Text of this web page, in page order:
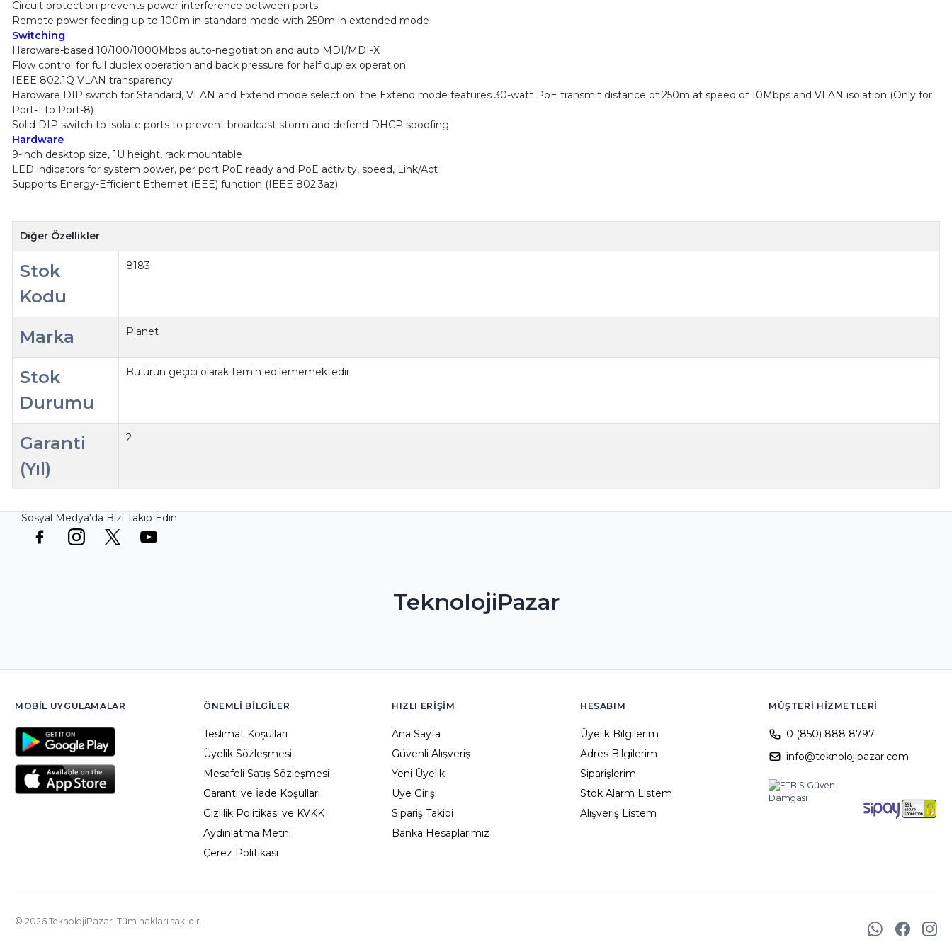
Circuit protection prevents power interference between ports
Remote power feeding up to 100m in standard mode with 250m in extended mode
Switching
Hardware-based 10/100/1000Mbps auto-negotiation and auto MDI/MDI-X
Flow control for full duplex operation and back pressure for half duplex operation
IEEE 802.1Q VLAN transparency
Hardware DIP switch for Standard, VLAN and Extend mode selection; the Extend mode features 30-watt PoE transmit distance of 250m at speed of 10Mbps and VLAN isolation (Only for
Port-1 to Port-8)
Solid DIP switch to isolate ports to prevent broadcast storm and defend DHCP spoofing
Hardware
9-inch desktop size, 1U height, rack mountable
LED indicators for system power, per port PoE ready and PoE activity, speed, Link/Act
Supports Energy-Efficient Ethernet (EEE) function (IEEE 802.3az)
Diğer Özellikler
Stok
Kodu
8183
Marka Planet
Stok
Durumu
Bu ürün geçici olarak temin edilememektedir.
Garanti
(Yıl)
2
Sosyal Medya'da Bizi Takip Edin
TeknolojiPazar
MOBIL UYGULAMALAR ÖNEMLI BILGILER
Teslimat Koşulları
Üyelik Sözleşmesi
Mesafeli Satış Sözleşmesi
Garanti ve İade Koşulları
Gizlilik Politikası ve KVKK
Aydınlatma Metni
Çerez Politikası
HIZLI ERIŞIM
Ana Sayfa
Güvenli Alışveriş
Yeni Üyelik
Üye Girişi
Sipariş Takibi
Banka Hesaplarımız
HESABIM
Üyelik Bilgilerim
Adres Bilgilerim
Siparişlerim
Stok Alarm Listem
Alışveriş Listem
MÜŞTERI HIZMETLERI
0 (850) 888 8797
info@teknolojipazar.com
© 2026 TeknolojiPazar. Tüm hakları saklıdır.